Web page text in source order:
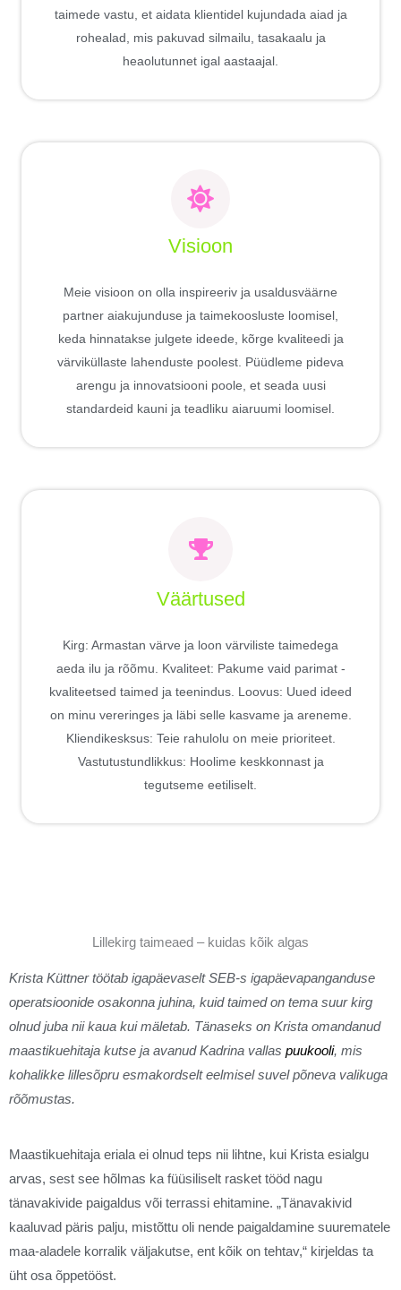
taimede vastu, et aidata klientidel kujundada aiad ja
rohealad, mis pakuvad silmailu, tasakaalu ja
heaolutunnet igal aastaajal.
Visioon
Meie visioon on olla inspireeriv ja usaldusväärne
partner aiakujunduse ja taimekoosluste loomisel,
keda hinnatakse julgete ideede, kõrge kvaliteedi ja
värviküllaste lahenduste poolest. Püüdleme pideva
arengu ja innovatsiooni poole, et seada uusi
standardeid kauni ja teadliku aiaruumi loomisel.
Väärtused
Kirg: Armastan värve ja loon värviliste taimedega
aeda ilu ja rõõmu. Kvaliteet: Pakume vaid parimat -
kvaliteetsed taimed ja teenindus. Loovus: Uued ideed
on minu vereringes ja läbi selle kasvame ja areneme.
Kliendikesksus: Teie rahulolu on meie prioriteet.
Vastutustundlikkus: Hoolime keskkonnast ja
tegutseme eetiliselt.
Lillekirg taimeaed – kuidas kõik algas
Krista Küttner töötab igapäevaselt SEB-s igapäevapanganduse
operatsioonide osakonna juhina, kuid taimed on tema suur kirg
olnud juba nii kaua kui mäletab. Tänaseks on Krista omandanud
maastikuehitaja kutse ja avanud Kadrina vallas puukooli, mis
kohalikke lillesõpru esmakordselt eelmisel suvel põneva valikuga
rõõmustas.
Maastikuehitaja eriala ei olnud teps nii lihtne, kui Krista esialgu
arvas, sest see hõlmas ka füüsiliselt rasket tööd nagu
tänavakivide paigaldus või terrassi ehitamine. „Tänavakivid
kaaluvad päris palju, mistõttu oli nende paigaldamine suurematele
maa-aladele korralik väljakutse, ent kõik on tehtav,“ kirjeldas ta
üht osa õppetööst.